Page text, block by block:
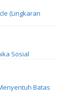
(Lingkaran
Sosial
Batas